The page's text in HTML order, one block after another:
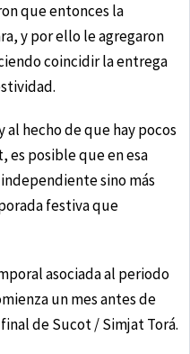
que entonces la
y por ello le agregaron
coincidir la entrega
al hecho de que hay pocos
es posible que en esa
sino más
festiva que
asociada al periodo
un mes antes de
de Sucot / Simjat Torá.